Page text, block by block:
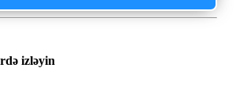
izləyin